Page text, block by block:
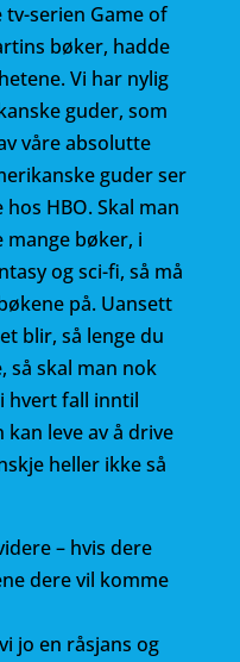
tv-serien Game of
bøker, hadde
Vi har nylig
guder, som
våre absolutte
guder ser
HBO. Skal man
mange bøker, i
og sci-fi, så må
på. Uansett
blir, så lenge du
så skal man nok
hvert fall inntil
kan leve av å drive
heller ikke så
– hvis dere
dere vil komme
jo en råsjans og